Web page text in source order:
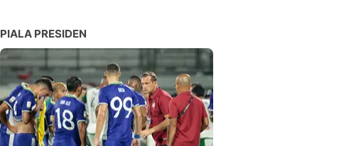
PIALA PRESIDEN